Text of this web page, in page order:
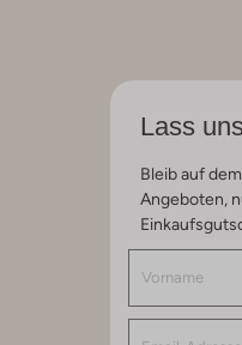
Lass
Bleib auf
Angeboten,